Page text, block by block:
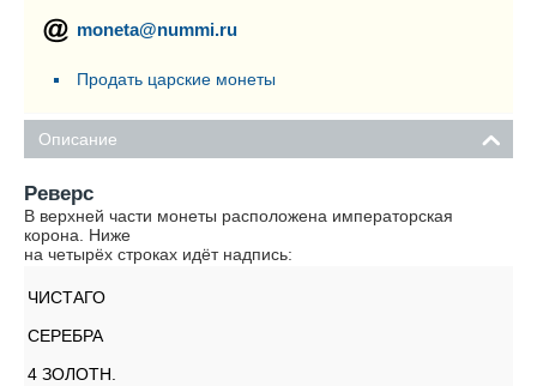
moneta@nummi.ru
Продать царские монеты
Описание
Реверс
В верхней части монеты расположена императорская
корона. Ниже
на четырёх строках идёт надпись:
ЧИСТАГО
СЕРЕБРА
4 ЗОЛОТН.